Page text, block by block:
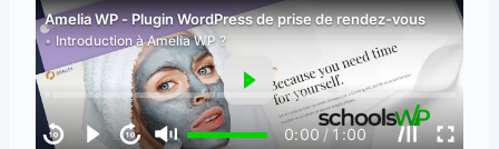
Amelia WP - Plugin WordPress de prise de rendez-vous
Introduction à Amelia WP ?
0:00/1:00